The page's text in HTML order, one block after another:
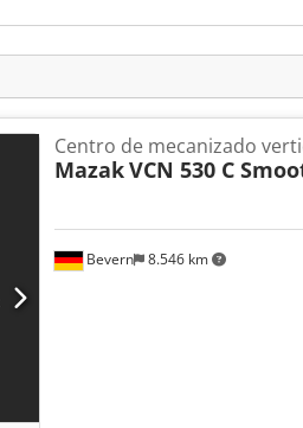
Bevern 8.546 km
Centro de mecanizado
MazakVCN 530 C